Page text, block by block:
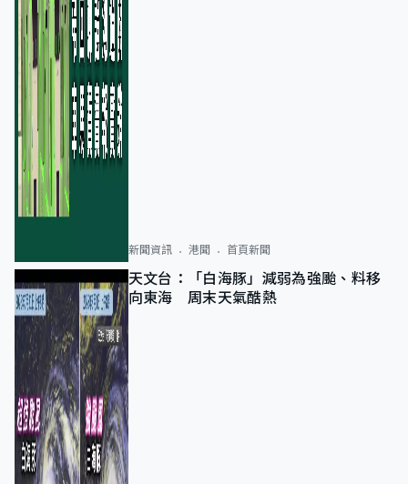
新聞資訊 港聞 首頁新聞
天文台：「白海豚」減弱為強颱、料移
向東海 周末天氣酷熱